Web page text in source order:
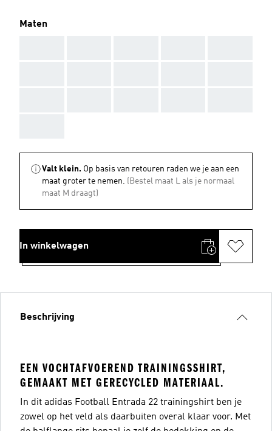
Maten
Valt klein. Op basis van retouren raden we je aan een
maat groter te nemen. (Bestel maat L als je normaal
maat M draagt)
In winkelwagen
Beschrijving
EEN VOCHTAFVOEREND TRAININGSSHIRT,
GEMAAKT MET GERECYCLED MATERIAAL.
In dit adidas Football Entrada 22 trainingshirt ben je
zowel op het veld als daarbuiten overal klaar voor. Met